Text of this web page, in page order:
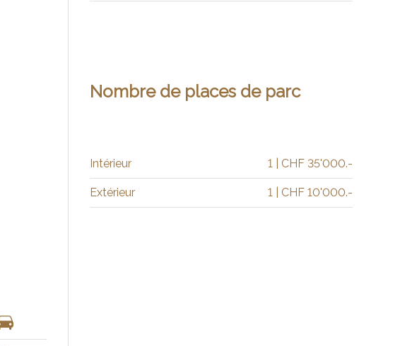
Nombre de places de parc
Intérieur 1 | CHF 35'000.-
Extérieur 1 | CHF 10'000.-